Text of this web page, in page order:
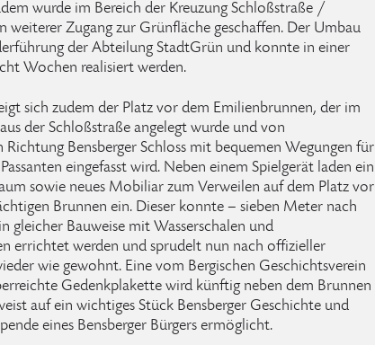
wurde im Bereich der Kreuzung Schloßstraße /
weiterer Zugang zur Grünfläche geschaffen. Der Umbau
der Abteilung StadtGrün und konnte in einer
Wochen realisiert werden.
sich zudem der Platz vor dem Emilienbrunnen, der im
der Schloßstraße angelegt wurde und von
Richtung Bensberger Schloss mit bequemen Wegungen für
eingefasst wird. Neben einem Spielgerät laden ein
sowie neues Mobiliar zum Verweilen auf dem Platz vor
Brunnen ein. Dieser konnte – sieben Meter nach
gleicher Bauweise mit Wasserschalen und
errichtet werden und sprudelt nun nach offizieller
wie gewohnt. Eine vom Bergischen Geschichtsverein
Gedenkplakette wird künftig neben dem Brunnen
auf ein wichtiges Stück Bensberger Geschichte und
eines Bensberger Bürgers ermöglicht.